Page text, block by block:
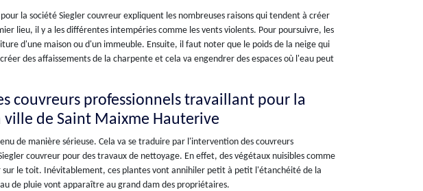
la société Siegler couvreur expliquent les nombreuses raisons qui tendent à créer
lieu, il y a les différentes intempéries comme les vents violents. Pour poursuivre, les
d'une maison ou d'un immeuble. Ensuite, il faut noter que le poids de la neige qui
des affaissements de la charpente et cela va engendrer des espaces où l'eau peut
couvreurs professionnels travaillant pour la
ville de Saint Maixme Hauterive
de manière sérieuse. Cela va se traduire par l'intervention des couvreurs
couvreur pour des travaux de nettoyage. En effet, des végétaux nuisibles comme
sur le toit. Inévitablement, ces plantes vont annihiler petit à petit l'étanchéité de la
de pluie vont apparaître au grand dam des propriétaires.